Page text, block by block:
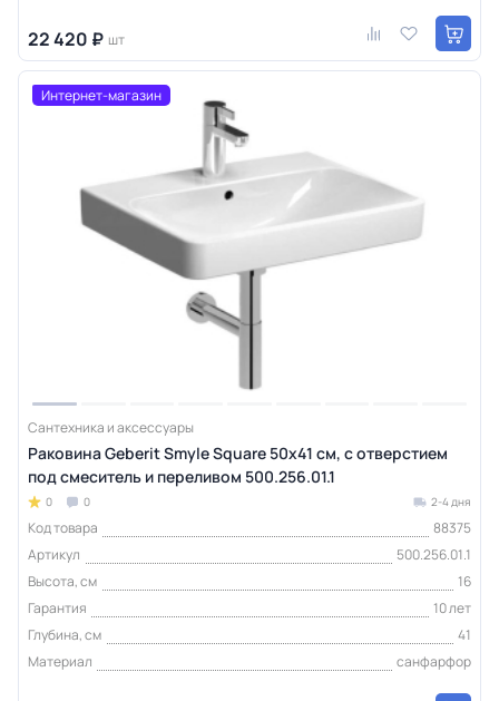
22 420 ₽ шт
Интернет-магазин
Сантехника и аксессуары
Раковина Geberit Smyle Square 50х41 см, с отверстием
под смеситель и переливом 500.256.01.1
0 0 2-4 дня
Код товара
88375
Артикул
500.256.01.1
Высота, см
16
Гарантия
10 лет
Глубина, см
41
Материал
санфарфор